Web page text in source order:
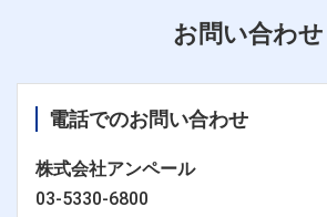
お問い合わせ
電話でのお問い合わせ
株式会社アンペール
03-5330-6800